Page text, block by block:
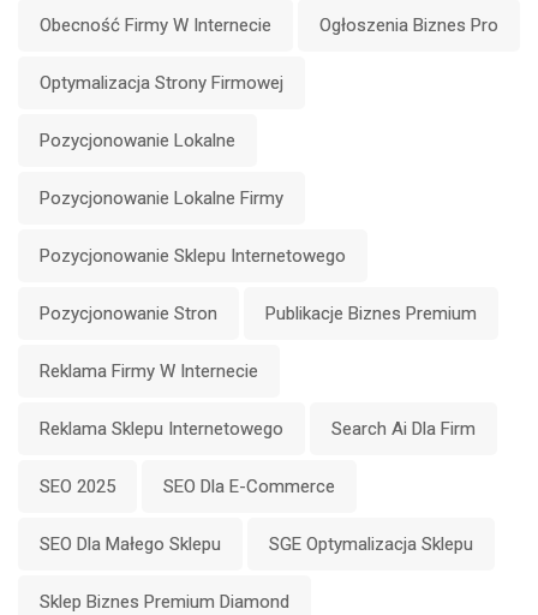
Obecność Firmy W Internecie Ogłoszenia Biznes Pro
Optymalizacja Strony Firmowej
Pozycjonowanie Lokalne
Pozycjonowanie Lokalne Firmy
Pozycjonowanie Sklepu Internetowego
Pozycjonowanie Stron Publikacje Biznes Premium
Reklama Firmy W Internecie
Reklama Sklepu Internetowego Search Ai Dla Firm
SEO 2025 SEO Dla E-Commerce
SEO Dla Małego Sklepu SGE Optymalizacja Sklepu
Sklep Biznes Premium Diamond